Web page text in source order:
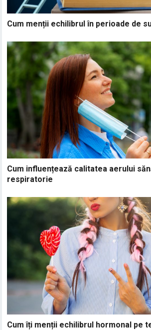
Cum menții echilibrul în perioade de
Cum influențează calitatea aerului
respiratorie
Cum îți menții echilibrul hormonal pe